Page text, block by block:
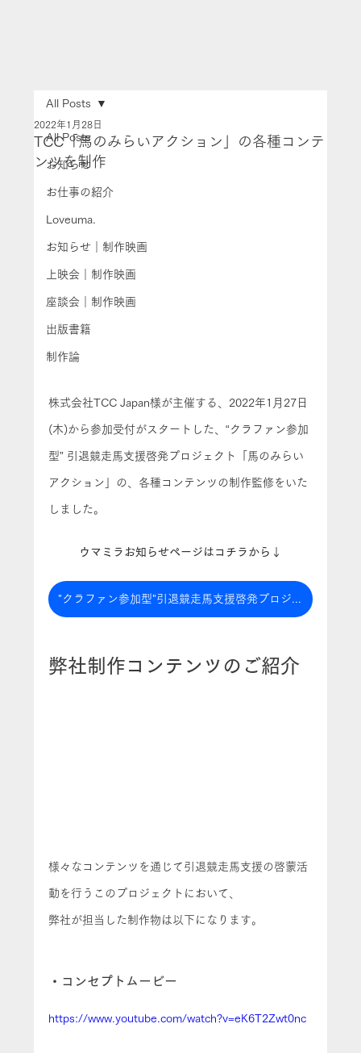
All Posts
お知らせ
お仕事の紹介
Loveuma.
お知らせ｜制作映画
上映会｜制作映画
座談会｜制作映画
出版書籍
制作論
All Posts
TCC「馬のみらいアクション」の各種コンテ
ンツを制作
2022年1月28日
株式会社TCC Japan様が主催する、2022年1月27日
(木)から参加受付がスタートした、“クラファン参加
型” 引退競走馬支援啓発プロジェクト「馬のみらい
アクション」の、各種コンテンツの制作監修をいた
しました。
ウマミラお知らせページはコチラから↓
"クラファン参加型"引退競走馬支援啓発プロジェクト「馬のみらいアクション」
弊社制作コンテンツのご紹介
様々なコンテンツを通じて引退競走馬支援の啓蒙活
動を行うこのプロジェクトにおいて、
弊社が担当した制作物は以下になります。
・コンセプトムービー
https://www.youtube.com/watch?v=eK6T2Zwt0nc